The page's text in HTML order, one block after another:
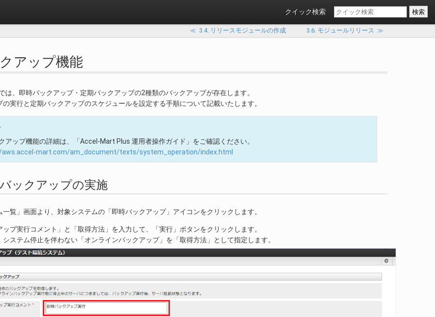
クイック検索
≪ 3.4. リリースモジュールの作成 3.6. モジュールリリース ≫
アップ機能
は、即時バックアップ・定期バックアップの2種類のバックアップが存在します。
実行と定期バックアップのスケジュールを設定する手順について記載いたします。
アップ機能の詳細は、「Accel-Mart Plus 運用者操作ガイド」をご確認ください。
mart.com/am_document/texts/system_operation/index.html
ックアップの実施
一覧」画面より、対象システムの「即時バックアップ」アイコンをクリックします。
ップ実行コメント」と「取得方法」を入力して、「実行」ボタンをクリックします。
システム停止を伴わない「オンラインバックアップ」を「取得方法」として指定します。